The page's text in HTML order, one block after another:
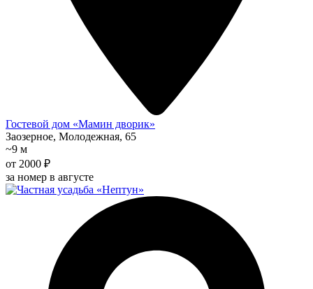
Гостевой дом «Мамин дворик»
Заозерное, Молодежная, 65
~9 м
от 2000 ₽
за номер в августе